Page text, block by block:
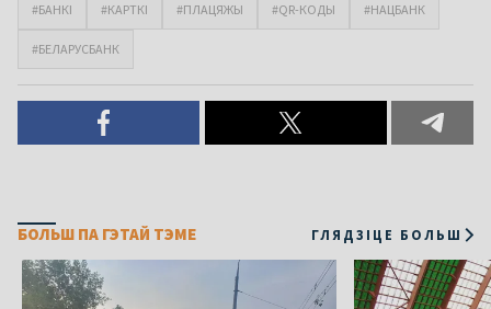
#БАНКІ #КАРТКІ #ПЛАЦЯЖЫ #QR-КОДЫ #НАЦБАНК
#БЕЛАРУСБАНК
БОЛЬШ ПА ГЭТАЙ ТЭМЕ ГЛЯДЗІЦЕ БОЛЬШ